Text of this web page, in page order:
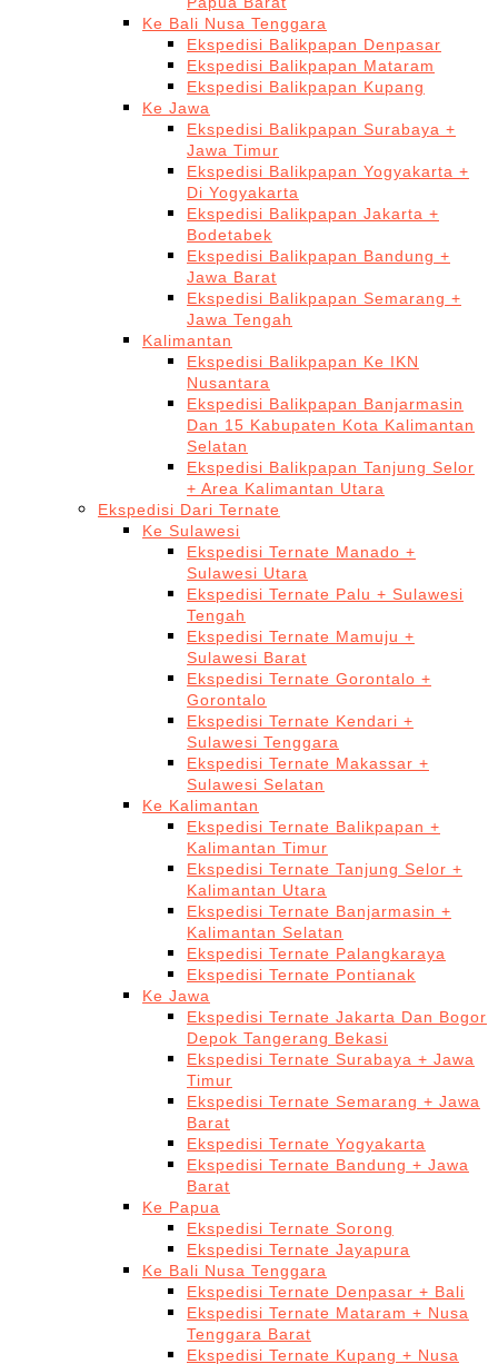
Ke Bali Nusa Tenggara
Ekspedisi Balikpapan Denpasar
Ekspedisi Balikpapan Mataram
Ekspedisi Balikpapan Kupang
Ke Jawa
Ekspedisi Balikpapan Surabaya +
Jawa Timur
Ekspedisi Balikpapan Yogyakarta +
Di Yogyakarta
Ekspedisi Balikpapan Jakarta +
Bodetabek
Ekspedisi Balikpapan Bandung +
Jawa Barat
Ekspedisi Balikpapan Semarang +
Jawa Tengah
Kalimantan
Ekspedisi Balikpapan Ke IKN
Nusantara
Ekspedisi Balikpapan Banjarmasin
Dan 15 Kabupaten Kota Kalimantan
Selatan
Ekspedisi Balikpapan Tanjung Selor
+ Area Kalimantan Utara
Ekspedisi Dari Ternate
Ke Sulawesi
Ekspedisi Ternate Manado +
Sulawesi Utara
Ekspedisi Ternate Palu + Sulawesi
Tengah
Ekspedisi Ternate Mamuju +
Sulawesi Barat
Ekspedisi Ternate Gorontalo +
Gorontalo
Ekspedisi Ternate Kendari +
Sulawesi Tenggara
Ekspedisi Ternate Makassar +
Sulawesi Selatan
Ke Kalimantan
Ekspedisi Ternate Balikpapan +
Kalimantan Timur
Ekspedisi Ternate Tanjung Selor +
Kalimantan Utara
Ekspedisi Ternate Banjarmasin +
Kalimantan Selatan
Ekspedisi Ternate Palangkaraya
Ekspedisi Ternate Pontianak
Ke Jawa
Ekspedisi Ternate Jakarta Dan Bogor
Depok Tangerang Bekasi
Ekspedisi Ternate Surabaya + Jawa
Timur
Ekspedisi Ternate Semarang + Jawa
Barat
Ekspedisi Ternate Yogyakarta
Ekspedisi Ternate Bandung + Jawa
Barat
Ke Papua
Ekspedisi Ternate Sorong
Ekspedisi Ternate Jayapura
Ke Bali Nusa Tenggara
Ekspedisi Ternate Denpasar + Bali
Ekspedisi Ternate Mataram + Nusa
Tenggara Barat
Ekspedisi Ternate Kupang + Nusa